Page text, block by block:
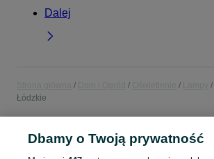
Dalej
Łódzkie
POLSKA » ŁÓDZKIE
Dbamy o Twoją prywatność